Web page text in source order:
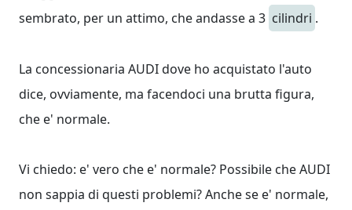
sembrato, per un attimo, che andasse a 3 cilindri .
La concessionaria AUDI dove ho acquistato l'auto
dice, ovviamente, ma facendoci una brutta figura,
che e' normale.
Vi chiedo: e' vero che e' normale? Possibile che AUDI
non sappia di questi problemi? Anche se e' normale,